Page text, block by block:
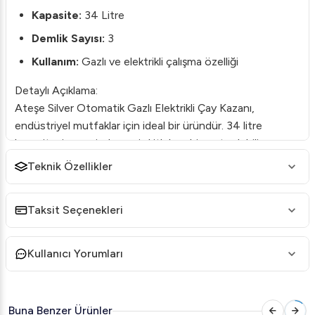
Kapasite: 34 Litre
Demlik Sayısı: 3
Kullanım: Gazlı ve elektrikli çalışma özelliği
Detaylı Açıklama:
Ateşe Silver Otomatik Gazlı Elektrikli Çay Kazanı,
endüstriyel mutfaklar için ideal bir üründür. 34 litre
kapasitesi sayesinde geniş kitlelere hizmet edebilir ve
yoğun çay servisi gereksinimlerini karşılar.
Cihazın hem gazlı hem de elektrikli modda çalışabilme
yeteneği, kullanıcıya esneklik sağlar. Otomatik özelliği
sayesinde enerji tasarrufu sağlar ve istenilen sıcaklıkta
Kullanım Alanları:
Kafeler
Teknik Özellikler
Taksit Seçenekleri
Kullanıcı Yorumları
Buna Benzer Ürünler